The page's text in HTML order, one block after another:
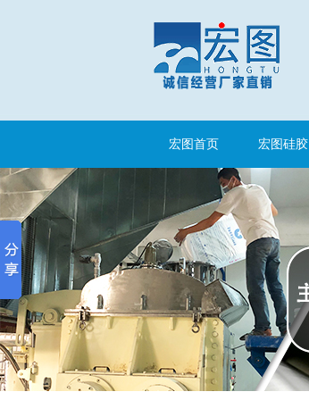
宏图首页 宏图硅胶
高效过滤器液槽胶